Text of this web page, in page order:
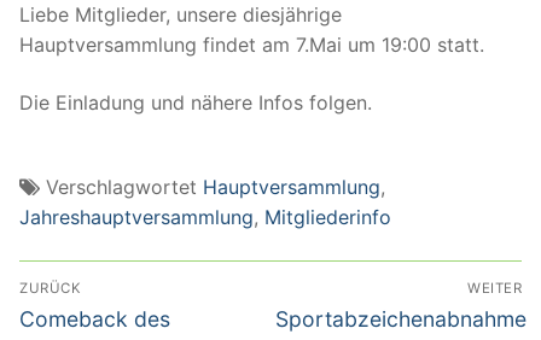
Liebe Mitglieder, unsere diesjährige
Hauptversammlung findet am 7.Mai um 19:00 statt.
Die Einladung und nähere Infos folgen.
Verschlagwortet Hauptversammlung,
Jahreshauptversammlung, Mitgliederinfo
Beitragsnavigation
ZURÜCK
Vorheriger
Comeback des
WEITER
Nächster
Sportabzeichenabnahme